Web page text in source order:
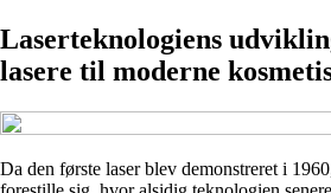
Laserteknologiens
lasere til moderne
Da den første laser blev demonstreret i